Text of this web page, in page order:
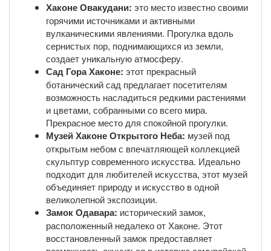
Хаконе Овакудани: это место известно своими
горячими источниками и активными
вулканическими явлениями. Прогулка вдоль
сернистых пор, поднимающихся из земли,
создает уникальную атмосферу.
Сад Гора Хаконе: этот прекрасный
ботанический сад предлагает посетителям
возможность насладиться редкими растениями
и цветами, собранными со всего мира.
Прекрасное место для спокойной прогулки.
Музей Хаконе Открытого Неба: музей под
открытым небом с впечатляющей коллекцией
скульптур современного искусства. Идеально
подходит для любителей искусства, этот музей
объединяет природу и искусство в одной
великолепной экспозиции.
Замок Одавара: исторический замок,
расположенный недалеко от Хаконе. Этот
восстановленный замок предоставляет